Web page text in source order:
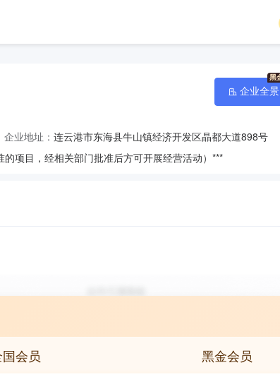
企业地址： 连云港市东海县牛山镇经济开发区晶都大道898号
项目，经相关部门批准后方可开展经营活动）***
企业全景
会员 黑金会员